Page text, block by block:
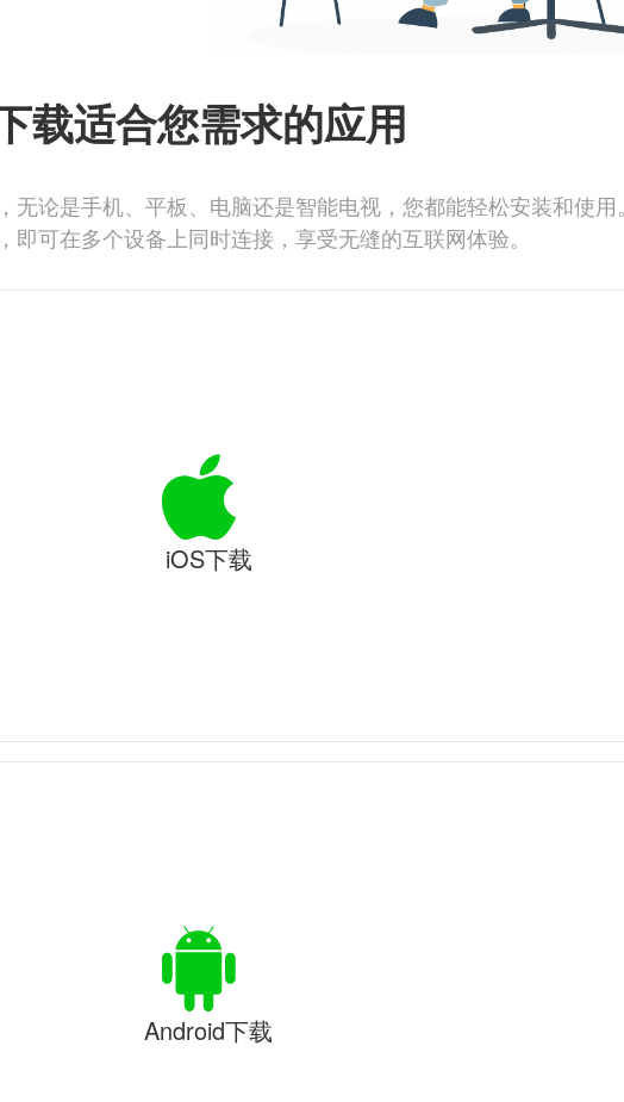
载适合您需求的应用
无论是手机、平板、电脑还是智能电视，您都能轻松安装和使用。
即可在多个设备上同时连接，享受无缝的互联网体验。
iOS下载
Android下载